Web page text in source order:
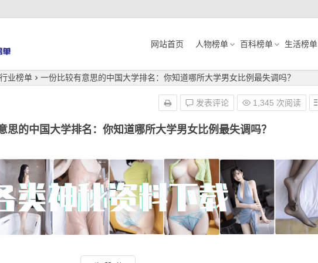
网站首页 人物榜单 百科榜单 生活榜单
行业榜单 一份比较有意思的中国大学排名：你知道哪所大学男女比例最失调吗？
思的中国大学排名：你知道哪所大学男女比例最失调吗？
发表评论 1,345 次阅读